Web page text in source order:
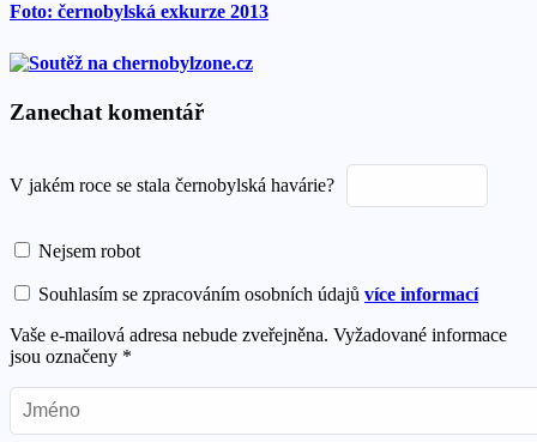
Foto: černobylská exkurze 2013
Zanechat komentář
V jakém roce se stala černobylská havárie?
Nejsem robot
Souhlasím se zpracováním osobních údajů více informací
Vaše e-mailová adresa nebude zveřejněna. Vyžadované informace
jsou označeny *